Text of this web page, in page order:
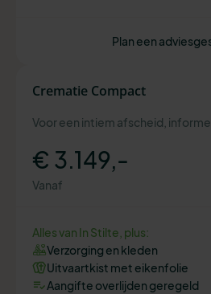
Plan een
Crematie Compact
Voor een intiem afscheid,
€ 3.149,-
Vanaf
Alles van In Stilte, plus:
Verzorging en kleden
Uitvaartkist met eikenfolie
Aangifte overlijden geregeld